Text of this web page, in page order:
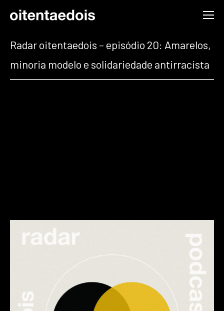
Radar oitentaedois – episódio 20: Amarelos,
minoria modelo e solidariedade antirracista